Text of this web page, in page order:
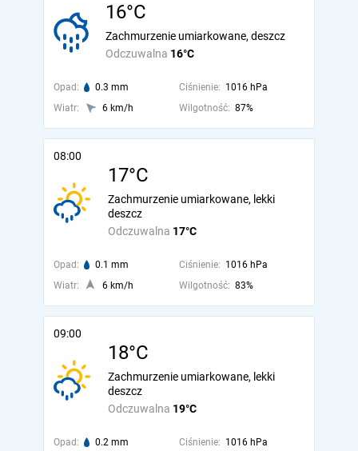
16°C
Odczuwalna 16°C
Zachmurzenie umiarkowane, deszcz
Opad: 0.3 mm Ciśnienie: 1016 hPa
Wiatr:
6 km/h Wilgotność: 87%
08:00
17°C
Odczuwalna 17°C
Zachmurzenie umiarkowane, lekki
deszcz
Opad: 0.1 mm Ciśnienie: 1016 hPa
Wiatr:
6 km/h Wilgotność: 83%
09:00
18°C
Odczuwalna 19°C
Zachmurzenie umiarkowane, lekki
deszcz
Opad: 0.2 mm Ciśnienie: 1016 hPa